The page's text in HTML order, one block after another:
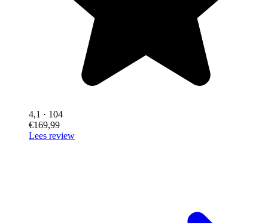
4,1 · 104
€169,99
Lees review